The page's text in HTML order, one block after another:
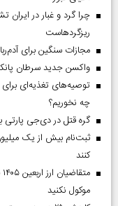
چرا گرد و غبار در ایران
ریزگردهاست
مجازات سنگین برای
واکسن جدید سرطان
چه نخوریم؟
گره قتل در دی‌جی پارتی با ۵۰ قسم باز
ثبت‌نام بیش از یک
کنند
موکول نکنید